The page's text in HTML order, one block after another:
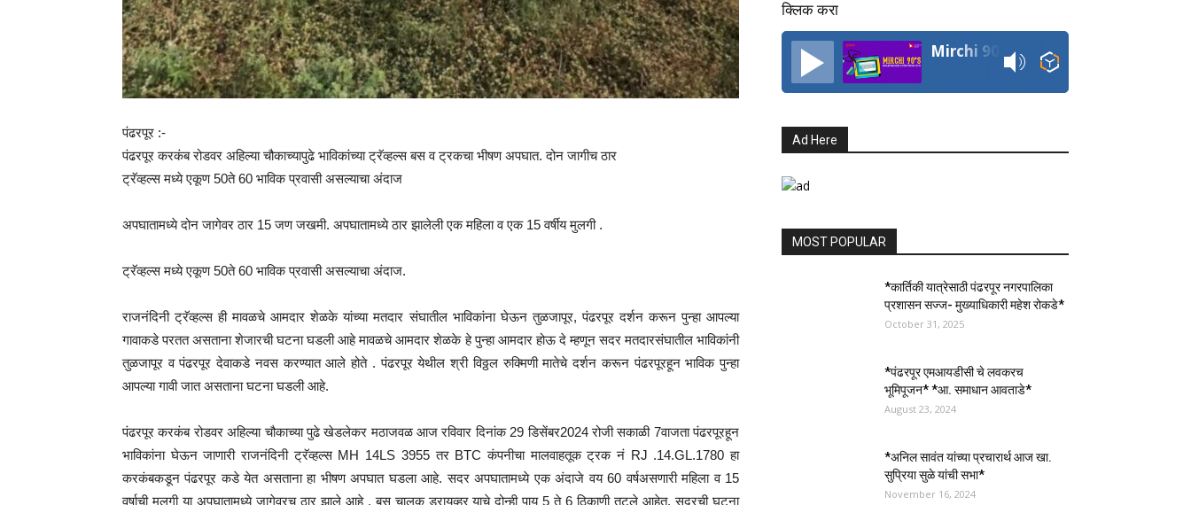
पंढरपूर :-
पंढरपूर करकंब रोडवर अहिल्या चौकाच्यापुढे भाविकांच्या ट्रॅव्हल्स बस व ट्रकचा भीषण अपघात. दोन जागीच ठार
ट्रॅव्हल्स मध्ये एकूण 50ते 60 भाविक प्रवासी असल्याचा अंदाज
अपघातामध्ये दोन जागेवर ठार 15 जण जखमी. अपघातामध्ये ठार झालेली एक महिला व एक 15 वर्षीय मुलगी .
ट्रॅव्हल्स मध्ये एकूण 50ते 60 भाविक प्रवासी असल्याचा अंदाज.
राजनंदिनी ट्रॅव्हल्स ही मावळचे आमदार शेळके यांच्या मतदार संघातील भाविकांना घेऊन तुळजापूर, पंढरपूर दर्शन करून पुन्हा आपल्या
गावाकडे परतत असताना शेजारची घटना घडली आहे मावळचे आमदार शेळके हे पुन्हा आमदार होऊ दे म्हणून सदर मतदारसंघातील भाविकांनी
तुळजापूर व पंढरपूर देवाकडे नवस करण्यात आले होते . पंढरपूर येथील श्री विठ्ठल रुक्मिणी मातेचे दर्शन करून पंढरपूरहून भाविक पुन्हा
आपल्या गावी जात असताना घटना घडली आहे.
पंढरपूर करकंब रोडवर अहिल्या चौकाच्या पुढे खेडलेकर मठाजवळ आज रविवार दिनांक 29 डिसेंबर2024 रोजी सकाळी 7वाजता पंढरपूरहून
भाविकांना घेऊन जाणारी राजनंदिनी ट्रॅव्हल्स MH 14LS 3955 तर BTC कंपनीचा मालवाहतूक ट्रक नं RJ .14.GL.1780 हा
करकंबकडून पंढरपूर कडे येत असताना हा भीषण अपघात घडला आहे. सदर अपघातामध्ये एक अंदाजे वय 60 वर्षअसणारी महिला व 15
वर्षाची मुलगी या अपघातामध्ये जागेवरच ठार झाले आहे . बस चालक ड्रायव्हर याचे दोन्ही पाय 5 ते 6 ठिकाणी तुटले आहेत. सदरची घटना
क्लिक करा
Mirchi 90's Radio
Ad Here
MOST POPULAR
*कार्तिकी यात्रेसाठी पंढरपूर नगरपालिका
प्रशासन सज्ज- मुख्याधिकारी महेश रोकडे*
October 31, 2025
*पंढरपूर एमआयडीसी चे लवकरच
भूमिपूजन* *आ. समाधान आवताडे*
August 23, 2024
*अनिल सावंत यांच्या प्रचारार्थ आज खा.
सुप्रिया सुळे यांची सभा*
November 16, 2024